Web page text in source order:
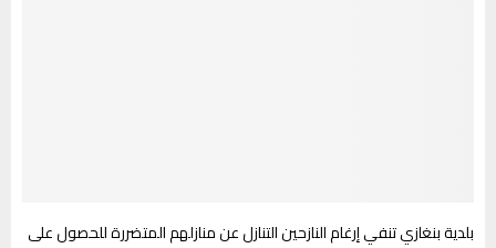
بلدية بنغازي تنفي إرغام النازحين التنازل عن منازلهم المتضررة للحصول على